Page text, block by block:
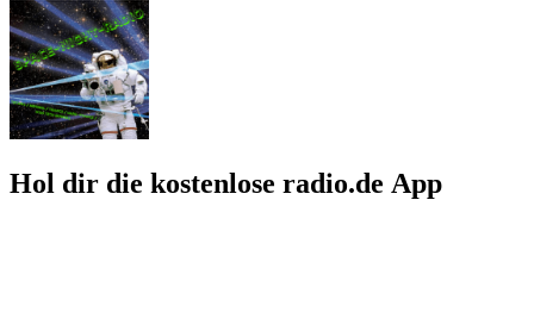
Hol dir die kostenlose radio.de App